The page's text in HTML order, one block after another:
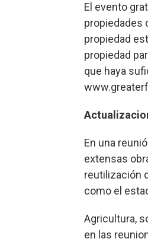
El evento
propiedades
propiedad
propiedad
que haya
En una
extensas
reutilización
como el
Agricultura,
en las